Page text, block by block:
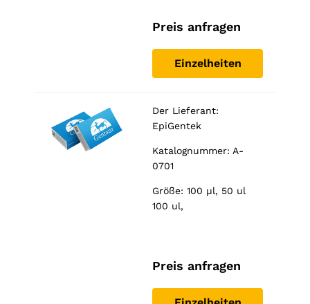
Preis anfragen
Einzelheiten
Der Lieferant:
EpiGentek
Katalognummer: A-
0701
Größe: 100 µl, 50 ul
100 ul,
Preis anfragen
Statistiken
us to
and
structure,
how the
Website
während
Ihres